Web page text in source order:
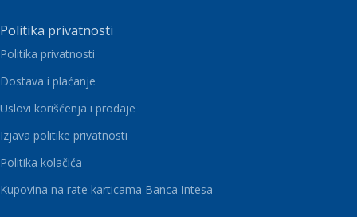
Politika privatnosti
Politika privatnosti
Dostava i plaćanje
Uslovi korišćenja i prodaje
Izjava politike privatnosti
Politika kolačića
Kupovina na rate karticama Banca Intesa